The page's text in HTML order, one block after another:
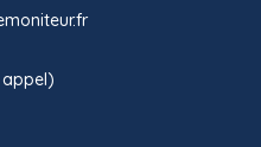
appel)